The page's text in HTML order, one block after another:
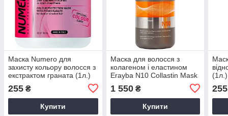
Маска Numero для
захисту кольору волосся з
екстрактом граната (1л.)
255 ₴
Купити
Маска для волосся з
колагеном і еластином
Erayba N10 Collastin Mask
1 550₴
Купити
(1л.)
255